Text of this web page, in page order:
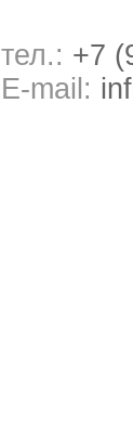
тел.: +7
E-mail: